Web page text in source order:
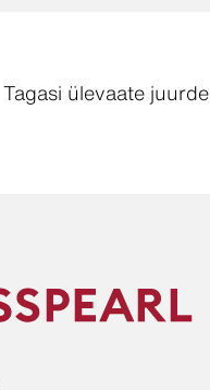
Tagasi ülevaate juurde